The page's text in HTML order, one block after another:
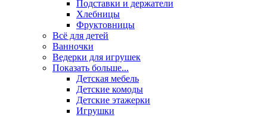
Подставки и держатели
Хлебницы
Фруктовницы
Всё для детей
Ванночки
Ведерки для игрушек
Показать больше...
Детская мебель
Детские комоды
Детские этажерки
Игрушки